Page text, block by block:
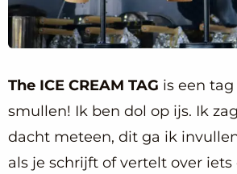
The ICE CREAM TAG is een
smullen! Ik ben dol op ijs. Ik
dacht meteen, dit ga ik
als je schrijft of vertelt over